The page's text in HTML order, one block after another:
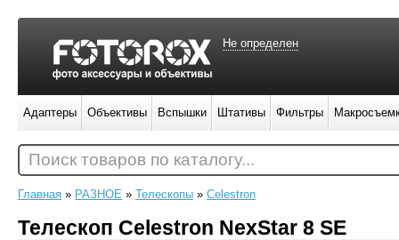
Главная » РАЗНОЕ » Телескопы » Celestron
Телескоп Celestron NexStar 8 SE
Не определен
Адаптеры Объективы Вспышки Штативы Фильтры
Поиск товаров по каталогу...